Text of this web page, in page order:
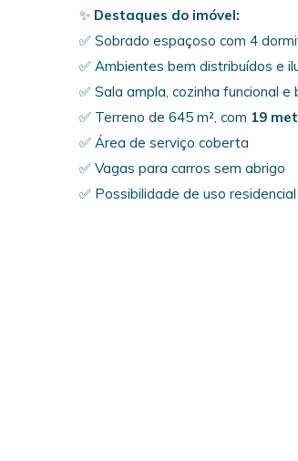
✨ Destaques do imóvel:
✅ Sobrado espaçoso com 4
✅ Ambientes bem distribuídos e
✅ Sala ampla, cozinha funcional
✅ Terreno de 645 m², com 19
✅ Área de serviço coberta
✅ Vagas para carros sem abrigo
✅ Possibilidade de uso